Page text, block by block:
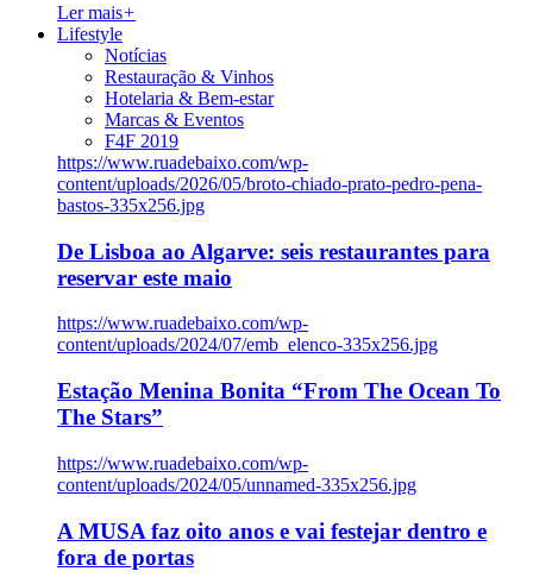
Ler mais+
Lifestyle
Notícias
Restauração & Vinhos
Hotelaria & Bem-estar
Marcas & Eventos
F4F 2019
https://www.ruadebaixo.com/wp-
content/uploads/2026/05/broto-chiado-prato-pedro-pena-
bastos-335x256.jpg
De Lisboa ao Algarve: seis restaurantes para
reservar este maio
https://www.ruadebaixo.com/wp-
content/uploads/2024/07/emb_elenco-335x256.jpg
Estação Menina Bonita “From The Ocean To
The Stars”
https://www.ruadebaixo.com/wp-
content/uploads/2024/05/unnamed-335x256.jpg
A MUSA faz oito anos e vai festejar dentro e
fora de portas